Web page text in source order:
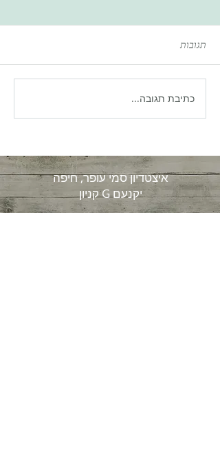
ארוחת ״חלון ההזדמנות״
לספורטאי סבולת- האם קיים
תגובות
כתיבת תגובה...
איצטדיון סמי עופר, חיפה
קניון G יקנעם